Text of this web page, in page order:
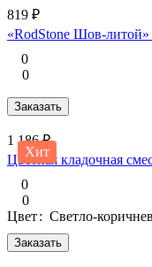
819 ₽
«RodStone Шов-литой»
0
0
Заказать
Хит
1 186 ₽
Цветная кладочная
0
0
Заказать
Цвет: Светло-